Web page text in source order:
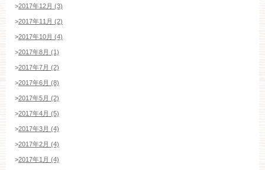
>2017年12月 (3)
>2017年11月 (2)
>2017年10月 (4)
>2017年8月 (1)
>2017年7月 (2)
>2017年6月 (8)
>2017年5月 (2)
>2017年4月 (5)
>2017年3月 (4)
>2017年2月 (4)
>2017年1月 (4)